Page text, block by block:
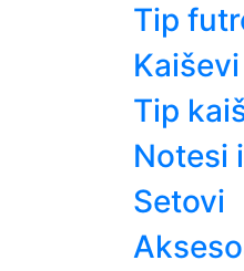
Tip
Kaiševi
Tip
Notesi
Setovi